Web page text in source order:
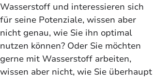
Wasserstoff und interessieren sich
für seine Potenziale, wissen aber
nicht genau, wie Sie ihn optimal
nutzen können? Oder Sie möchten
gerne mit Wasserstoff arbeiten,
wissen aber nicht, wie Sie überhaupt